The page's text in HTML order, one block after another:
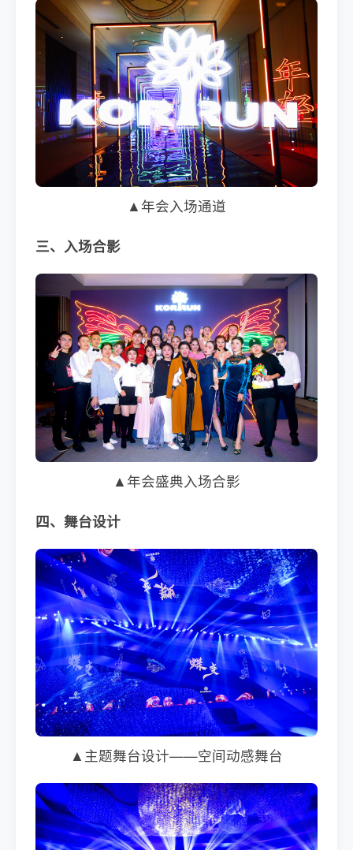
▲年会入场通道
三、入场合影
▲年会盛典入场合影
四、舞台设计
▲主题舞台设计——空间动感舞台